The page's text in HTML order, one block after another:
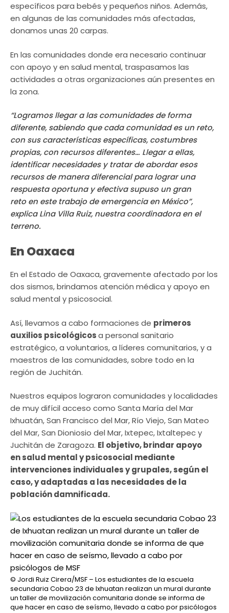
específicos para bebés y pequeños niños. Además,
en algunas de las comunidades más afectadas,
donamos unas 20 carpas.
En las comunidades donde era necesario continuar
con apoyo y en salud mental, traspasamos las
actividades a otras organizaciones aún presentes en
la zona.
“Logramos llegar a las comunidades de forma
diferente, sabiendo que cada comunidad es un reto,
con sus características específicas, costumbres
propias, con recursos diferentes… Llegar a ellas,
identificar necesidades y tratar de abordar esos
recursos de manera diferencial para lograr una
respuesta oportuna y efectiva supuso un gran
reto en este trabajo de emergencia en México”,
explica Lina Villa Ruiz, nuestra coordinadora en el
terreno.
En Oaxaca
En el Estado de Oaxaca, gravemente afectado por los
dos sismos, brindamos atención médica y apoyo en
salud mental y psicosocial.
Así, llevamos a cabo formaciones de primeros
auxilios psicológicosa personal sanitario
estratégico, a voluntarios, a líderes comunitarios, y a
maestros de las comunidades, sobre todo en la
región de Juchitán.
Nuestros equipos lograron comunidades y localidades
de muy difícil acceso como Santa María del Mar
Ixhuatán, San Francisco del Mar, Río Viejo, San Mateo
del Mar, San Dioniosio del Mar, Ixtepec, Ixtaltepec y
Juchitán de Zaragoza. El objetivo, brindar apoyo
en salud mental y psicosocial mediante
intervenciones individuales y grupales, según el
caso, y adaptadas a las necesidades de la
población damnificada.
© Jordi Ruiz Cirera/MSF – Los estudiantes de la escuela
secundaria Cobao 23 de Ixhuatan realizan un mural durante
un taller de movilización comunitaria donde se informa de
que hacer en caso de seísmo, llevado a cabo por psicólogos